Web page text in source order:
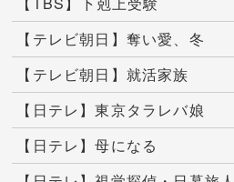
【テレビ朝日】奪い愛、冬
【テレビ朝日】就活家族
【日テレ】東京タラレバ娘
【日テレ】母になる